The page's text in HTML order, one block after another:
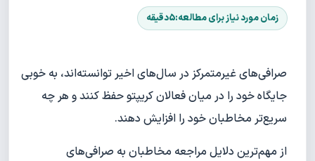
صرافی‌های غیرمتمرکز در سال‌های اخیر توانسته‌اند، به خوبی
جایگاه خود را در میان فعالان کریپتو حفظ کنند و هر چه
سریع‌تر مخاطبان خود را افزایش دهند.
از مهم‌ترین دلایل مراجعه مخاطبان به صرافی‌های